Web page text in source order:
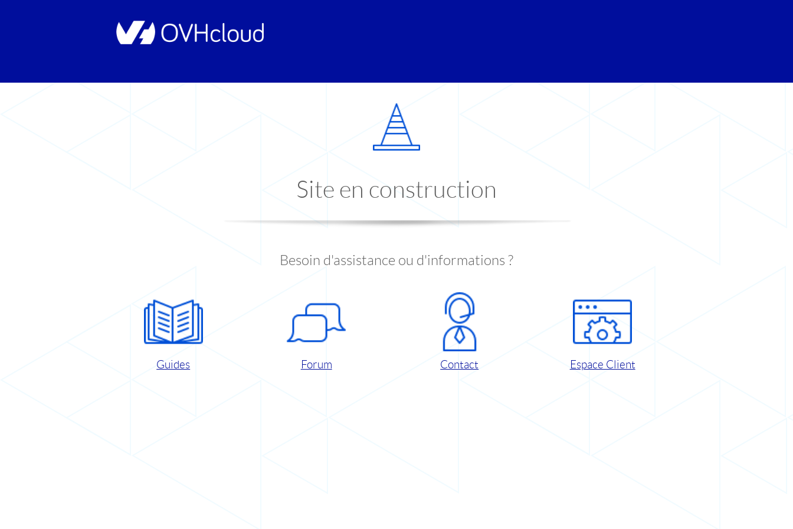
Site en construction
Besoin d'assistance ou d'informations ?
Guides Forum Contact Espace Client